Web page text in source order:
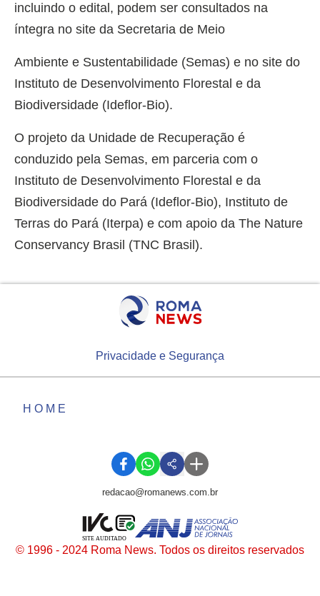
incluindo o edital, podem ser consultados na
íntegra no site da Secretaria de Meio
Ambiente e Sustentabilidade (Semas) e no site do
Instituto de Desenvolvimento Florestal e da
Biodiversidade (Ideflor-Bio).
O projeto da Unidade de Recuperação é
conduzido pela Semas, em parceria com o
Instituto de Desenvolvimento Florestal e da
Biodiversidade do Pará (Ideflor-Bio), Instituto de
Terras do Pará (Iterpa) e com apoio da The Nature
Conservancy Brasil (TNC Brasil).
Privacidade e Segurança
HOME
redacao@romanews.com.br
© 1996 - 2024 Roma News. Todos os direitos reservados
SITE AUDITADO